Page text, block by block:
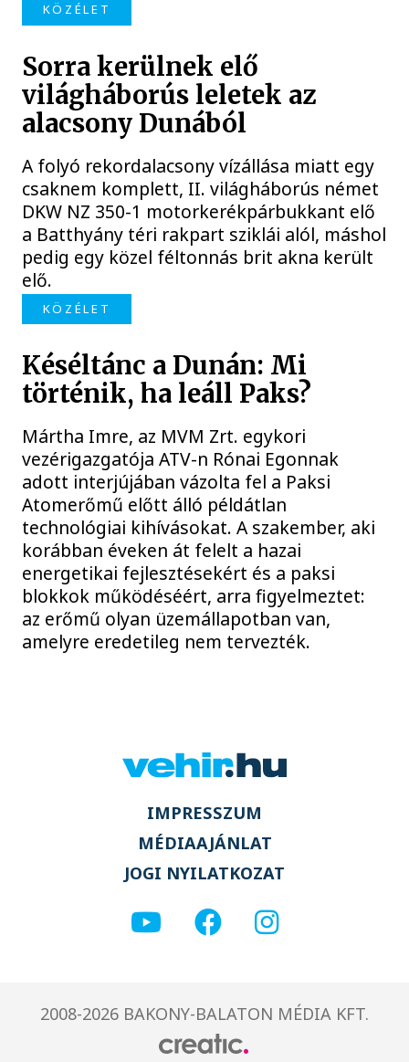
KÖZÉLET
Sorra kerülnek elő
világháborús leletek az
alacsony Dunából
A folyó rekordalacsony vízállása miatt egy
csaknem komplett, II. világháborús német
DKW NZ 350-1 motorkerékpárbukkant elő
a Batthyány téri rakpart sziklái alól, máshol
pedig egy közel féltonnás brit akna került
elő.
KÖZÉLET
Késéltánc a Dunán: Mi
történik, ha leáll Paks?
Mártha Imre, az MVM Zrt. egykori
vezérigazgatója ATV-n Rónai Egonnak
adott interjújában vázolta fel a Paksi
Atomerőmű előtt álló példátlan
technológiai kihívásokat. A szakember, aki
korábban éveken át felelt a hazai
energetikai fejlesztésekért és a paksi
blokkok működéséért, arra figyelmeztet:
az erőmű olyan üzemállapotban van,
amelyre eredetileg nem tervezték.
IMPRESSZUM
MÉDIAAJÁNLAT
JOGI NYILATKOZAT
2008-2026 BAKONY-BALATON MÉDIA KFT.